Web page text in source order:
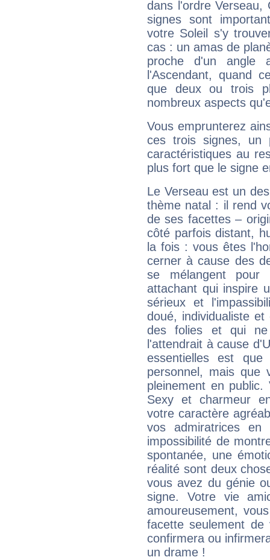
dans l'ordre Verseau,
signes sont
votre Soleil s'y
cas : un amas de
proche d'un
l'Ascendant, quand
que deux ou trois
nombreux aspects
Vous emprunterez
ces trois signes, un
caractéristiques au
plus fort que le signe
Le Verseau est un
thème natal : il rend
de ses facettes –
côté parfois distant,
la fois : vous êtes
cerner à cause des
se mélangent
attachant qui inspire
sérieux et
doué, individualiste
des folies et qui
l'attendrait à cause
essentielles est
personnel, mais que
pleinement en
Sexy et charmeur
votre caractère
vos admiratrices
impossibilité de
spontanée, une
réalité sont deux
vous avez du génie
signe. Votre vie
amoureusement,
facette seulement
confirmera ou
un drame !